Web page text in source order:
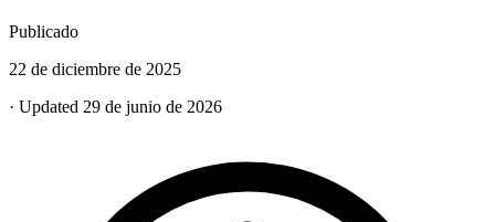
Publicado
22 de diciembre de 2025
· Updated 29 de junio de 2026